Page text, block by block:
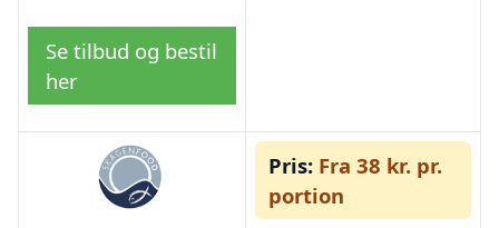
Se tilbud og bestil
her
Pris: Fra 38 kr. pr.
portion